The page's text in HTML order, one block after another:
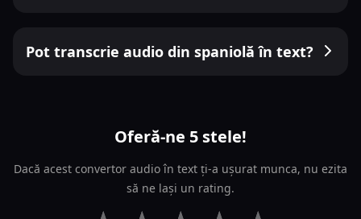
Pot transcrie audio din spaniolă în text?
Oferă-ne 5 stele!
Dacă acest convertor audio în text ți-a ușurat munca, nu ezita
să ne lași un rating.